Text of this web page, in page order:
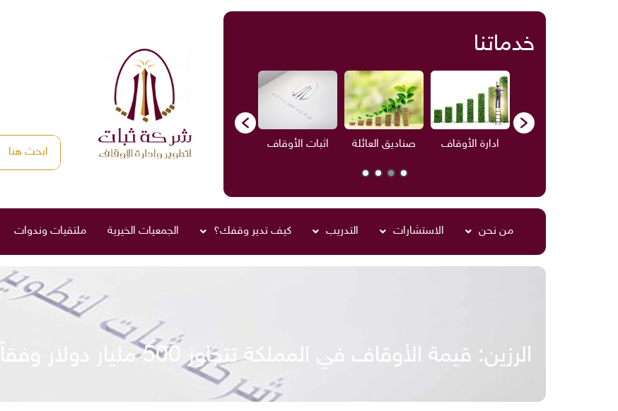
خدماتنا
ادارة الأوقاف صناديق العائلة اثبات الأوقاف الاستشارات ادارة الأوقاف صناديق العائلة
من نحن الاستشارات التدريب كيف تدير وقفك؟ الجمعيات الخيرية ملتقيات وندوات
الرزين: قيمة الأوقاف في المملكة تتجاوز 500 مليار دولار وفقاً للقيمة السوقية